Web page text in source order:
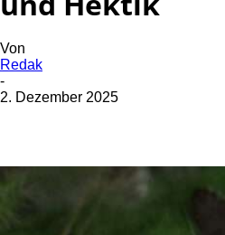
Von
Redak
-
2. Dezember 2025